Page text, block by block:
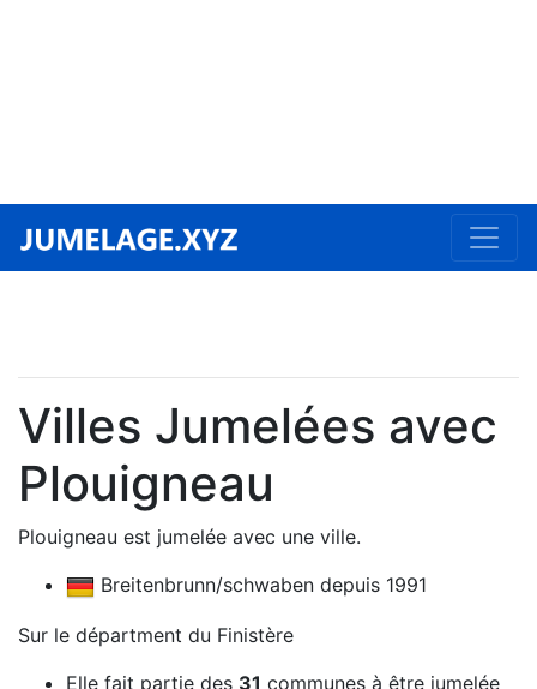
Villes Jumelées avec
Plouigneau
Plouigneau est jumelée avec une ville.
Breitenbrunn/schwaben depuis 1991
Sur le départment du Finistère
Elle fait partie des 31 communes à être jumelée